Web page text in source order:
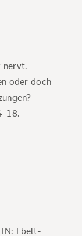
nervt.
oder doch
18.
Ebelt-